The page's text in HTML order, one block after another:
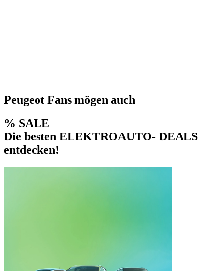
Peugeot Fans mögen auch
% SALE
Die besten ELEKTROAUTO- DEALS
entdecken!